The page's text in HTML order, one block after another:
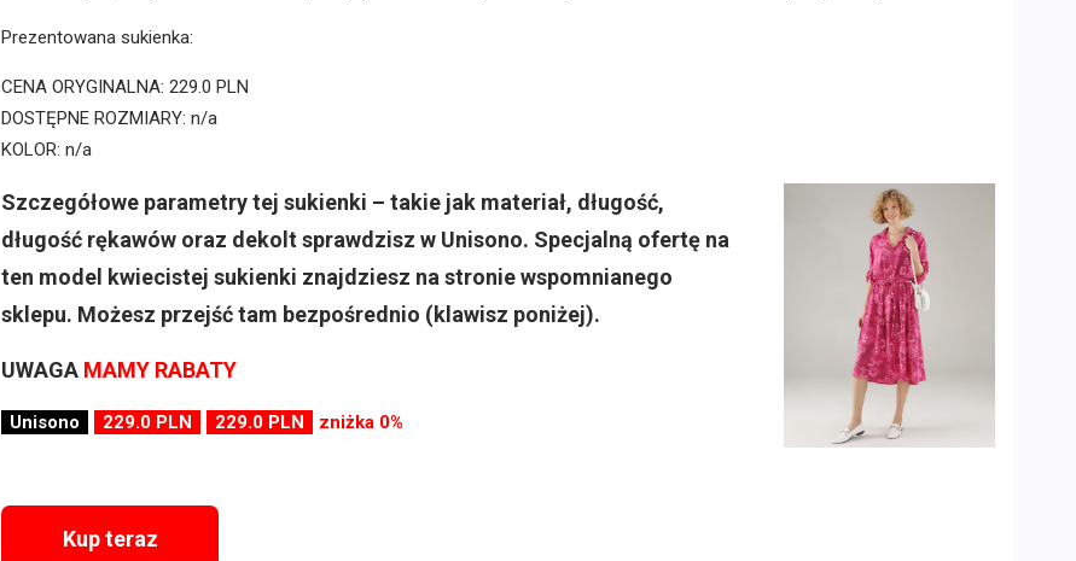
Prezentowana sukienka:
CENA ORYGINALNA: 229.0 PLN
DOSTĘPNE ROZMIARY: n/a
KOLOR: n/a
Szczegółowe parametry tej sukienki – takie jak materiał, długość,
długość rękawów oraz dekolt sprawdzisz w Unisono. Specjalną ofertę na
ten model kwiecistej sukienki znajdziesz na stronie wspomnianego
sklepu. Możesz przejść tam bezpośrednio (klawisz poniżej).
UWAGA MAMY RABATY
Unisono 229.0 PLN 229.0 PLN zniżka 0%
Kup teraz